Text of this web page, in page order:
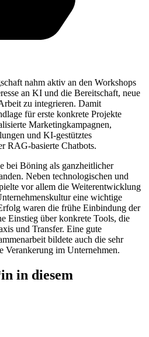
nahm aktiv an den Workshops
an KI und die Bereitschaft, neue
zu integrieren. Damit
für erste konkrete Projekte
Marketingkampagnen,
und KI-gestütztes
RAG-basierte Chatbots.
Böning als ganzheitlicher
Neben technologischen und
vor allem die Weiterentwicklung
eine wichtige
waren die frühe Einbindung der
Einstieg über konkrete Tools, die
und Transfer. Eine gute
bildete auch die sehr
Verankerung im Unternehmen.
in diesem